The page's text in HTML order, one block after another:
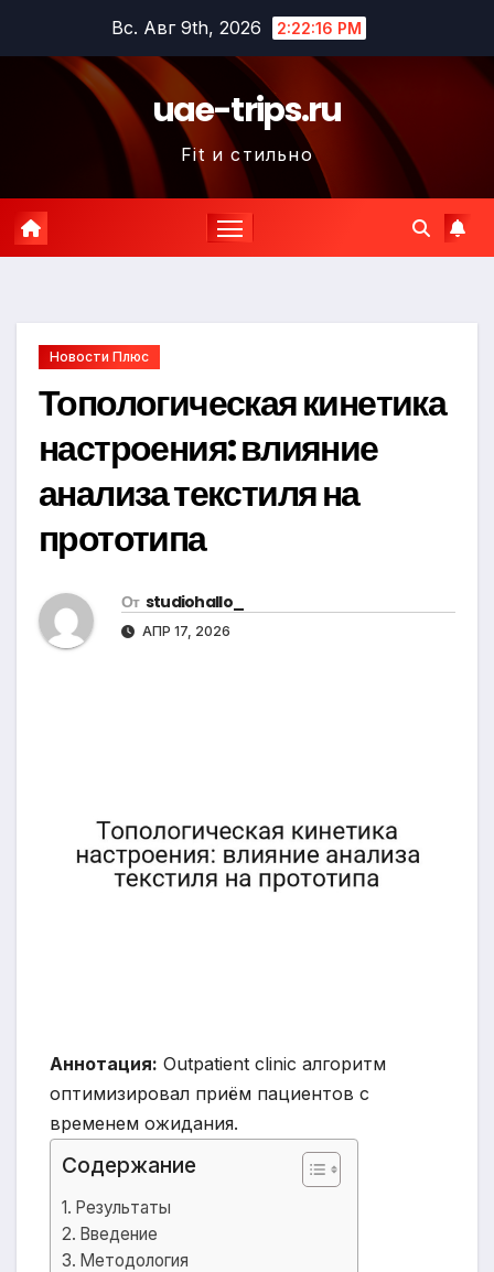
содержимому
Вс. Авг 9th, 2026 2:22:17 PM
uae-trips.ru
Fit и стильно
Новости Плюс
Топологическая кинетика
настроения: влияние
анализа текстиля на
прототипа
От studiohallo_
АПР 17, 2026
Аннотация: Outpatient clinic алгоритм
оптимизировал приём пациентов с
временем ожидания.
Содержание
Результаты
Введение
Методология